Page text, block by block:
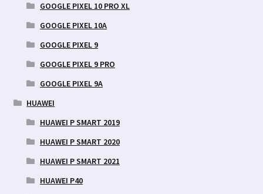
GOOGLE PIXEL 10 PRO XL
GOOGLE PIXEL 10A
GOOGLE PIXEL 9
GOOGLE PIXEL 9 PRO
GOOGLE PIXEL 9A
HUAWEI
HUAWEI P SMART 2019
HUAWEI P SMART 2020
HUAWEI P SMART 2021
HUAWEI P40